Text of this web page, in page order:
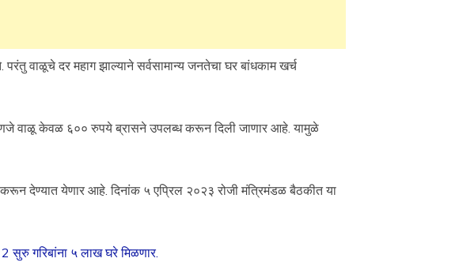
वाळूचे दर महाग झाल्याने सर्वसामान्य जनतेचा घर बांधकाम खर्च
वाळू केवळ ६०० रुपये ब्रासने उपलब्ध करून दिली जाणार आहे. यामुळे
देण्यात येणार आहे. दिनांक ५ एप्रिल २०२३ रोजी मंत्रिमंडळ बैठकीत या
सुरु गरिबांना ५ लाख घरे मिळणार.